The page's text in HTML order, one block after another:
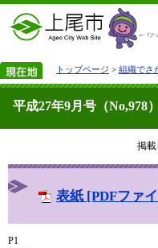
トップページ > 組織でさ
平成27年9月号（No,978
掲載
表紙 [PDFファ
P1